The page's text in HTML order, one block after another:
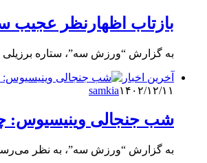
بازتاب اظهارنظر عجیب
به گزارش “ورزش سه”، ستاره برزیلی
آخرین اخبار
samkia۱۴۰۲/۱۲/۱۱
شب جنجالی وینیسیوس:
به گزارش “ورزش سه”، به نظر می‌رسد